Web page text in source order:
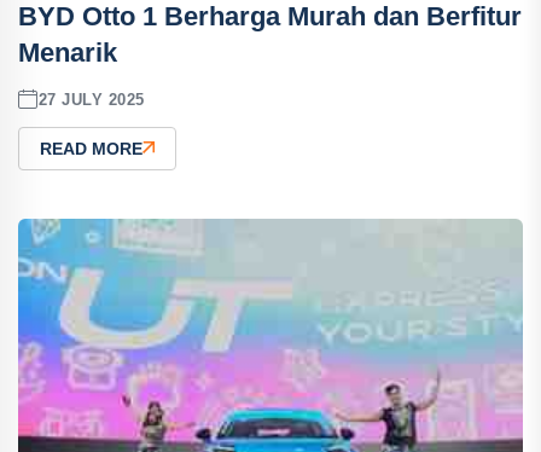
BYD Otto 1 Berharga Murah dan Berfitur
Menarik
27 JULY 2025
READ MORE